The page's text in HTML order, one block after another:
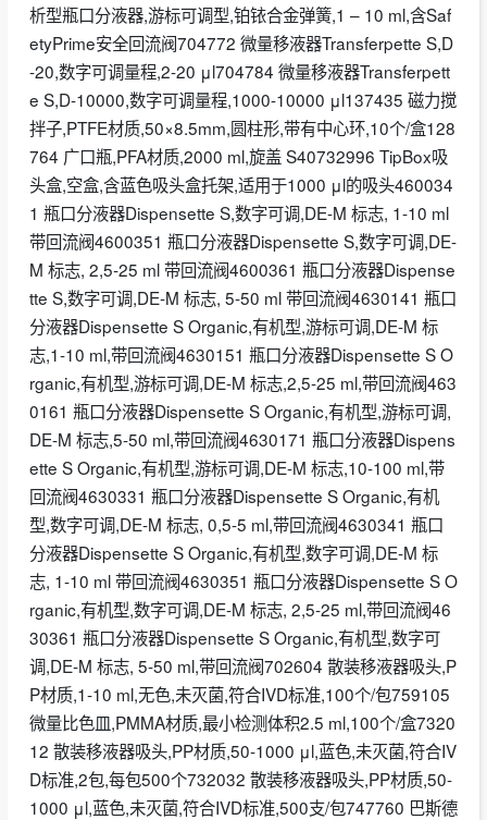
析型瓶口分液器,游标可调型,铂铱合金弹簧,1 – 10 ml,含Saf
etyPrime安全回流阀704772 微量移液器Transferpette S,D
-20,数字可调量程,2-20 μl704784 微量移液器Transferpett
e S,D-10000,数字可调量程,1000-10000 μl137435 磁力搅
拌子,PTFE材质,50×8.5mm,圆柱形,带有中心环,10个/盒128
764 广口瓶,PFA材质,2000 ml,旋盖 S40732996 TipBox吸
头盒,空盒,含蓝色吸头盒托架,适用于1000 μl的吸头460034
1 瓶口分液器Dispensette S,数字可调,DE-M 标志, 1-10 ml
带回流阀4600351 瓶口分液器Dispensette S,数字可调,DE-
M 标志, 2,5-25 ml 带回流阀4600361 瓶口分液器Dispense
tte S,数字可调,DE-M 标志, 5-50 ml 带回流阀4630141 瓶口
分液器Dispensette S Organic,有机型,游标可调,DE-M 标
志,1-10 ml,带回流阀4630151 瓶口分液器Dispensette S O
rganic,有机型,游标可调,DE-M 标志,2,5-25 ml,带回流阀463
0161 瓶口分液器Dispensette S Organic,有机型,游标可调,
DE-M 标志,5-50 ml,带回流阀4630171 瓶口分液器Dispens
ette S Organic,有机型,游标可调,DE-M 标志,10-100 ml,带
回流阀4630331 瓶口分液器Dispensette S Organic,有机
型,数字可调,DE-M 标志, 0,5-5 ml,带回流阀4630341 瓶口
分液器Dispensette S Organic,有机型,数字可调,DE-M 标
志, 1-10 ml 带回流阀4630351 瓶口分液器Dispensette S O
rganic,有机型,数字可调,DE-M 标志, 2,5-25 ml,带回流阀46
30361 瓶口分液器Dispensette S Organic,有机型,数字可
调,DE-M 标志, 5-50 ml,带回流阀702604 散装移液器吸头,P
P材质,1-10 ml,无色,未灭菌,符合IVD标准,100个/包759105
微量比色皿,PMMA材质,最小检测体积2.5 ml,100个/盒7320
12 散装移液器吸头,PP材质,50-1000 μl,蓝色,未灭菌,符合IV
D标准,2包,每包500个732032 散装移液器吸头,PP材质,50-
1000 μl,蓝色,未灭菌,符合IVD标准,500支/包747760 巴斯德